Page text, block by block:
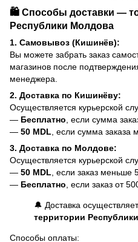
🛍️ Способы доставки —
Республики Молдова
1. Самовывоз (Кишинёв):
Вы можете забрать заказ
магазинов после
менеджера.
2. Доставка по Кишинёву:
Осуществляется курьерской
— Бесплатно , если сумма
— 50 MDL , если сумма заказа
3. Доставка по Молдове:
Осуществляется курьерской
— 50 MDL , если заказ меньше
— Бесплатно , если заказ от
🔔 Доставка
территории
Способы оплаты: